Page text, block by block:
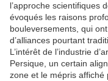
l’approche scientifiques
évoqués les raisons
bouleversements, qui
d’alliances pourtant
L’intérêt de l’industrie
Persique, un certain
zone et le mépris